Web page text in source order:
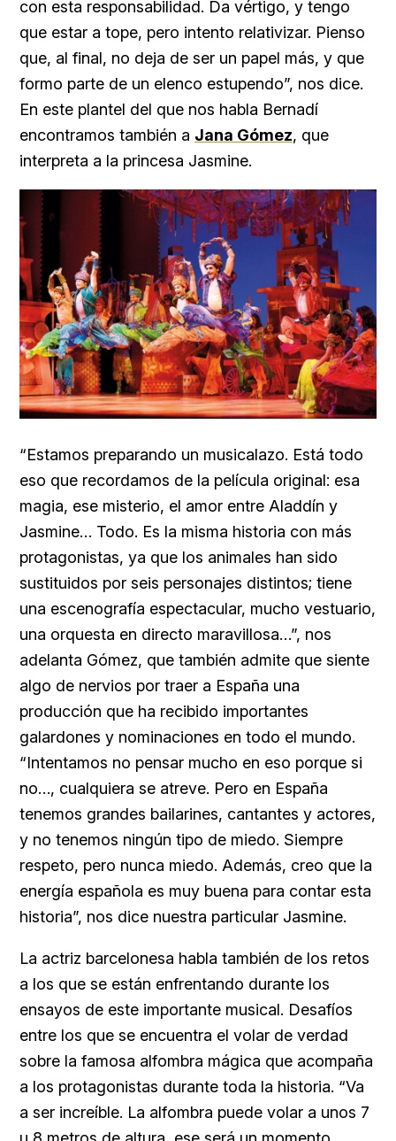
con esta responsabilidad. Da vértigo, y tengo
que estar a tope, pero intento relativizar. Pienso
que, al final, no deja de ser un papel más, y que
formo parte de un elenco estupendo”, nos dice.
En este plantel del que nos habla Bernadí
encontramos también a Jana Gómez, que
interpreta a la princesa Jasmine.
“Estamos preparando un musicalazo. Está todo
eso que recordamos de la película original: esa
magia, ese misterio, el amor entre Aladdín y
Jasmine… Todo. Es la misma historia con más
protagonistas, ya que los animales han sido
sustituidos por seis personajes distintos; tiene
una escenografía espectacular, mucho vestuario,
una orquesta en directo maravillosa…”, nos
adelanta Gómez, que también admite que siente
algo de nervios por traer a España una
producción que ha recibido importantes
galardones y nominaciones en todo el mundo.
“Intentamos no pensar mucho en eso porque si
no…, cualquiera se atreve. Pero en España
tenemos grandes bailarines, cantantes y actores,
y no tenemos ningún tipo de miedo. Siempre
respeto, pero nunca miedo. Además, creo que la
energía española es muy buena para contar esta
historia”, nos dice nuestra particular Jasmine.
La actriz barcelonesa habla también de los retos
a los que se están enfrentando durante los
ensayos de este importante musical. Desafíos
entre los que se encuentra el volar de verdad
sobre la famosa alfombra mágica que acompaña
a los protagonistas durante toda la historia. “Va
a ser increíble. La alfombra puede volar a unos 7